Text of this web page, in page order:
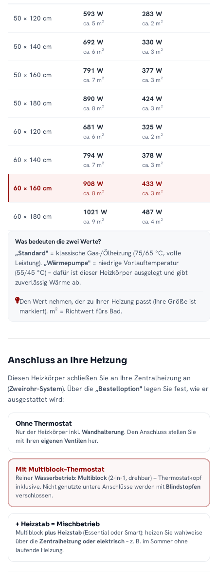
50 × 120 cm 593 W
ca. 5 m²
283 W
ca. 2 m²
50 × 140 cm 692 W
ca. 6 m²
330 W
ca. 3 m²
50 × 160 cm 791 W
ca. 7 m²
377 W
ca. 3 m²
50 × 180 cm 890 W
ca. 8 m²
424 W
ca. 3 m²
60 × 120 cm 681 W
ca. 6 m²
325 W
ca. 2 m²
60 × 140 cm 794 W
ca. 7 m²
378 W
ca. 3 m²
60 × 160 cm 908 W
ca. 8 m²
433 W
ca. 3 m²
60 × 180 cm 1021 W
ca. 9 m²
487 W
ca. 4 m²
Was bedeuten die zwei Werte?
„Standard" = klassische Gas-/Ölheizung (75/65 °C, volle
Leistung). „Wärmepumpe" = niedrige Vorlauftemperatur
(55/45 °C) – dafür ist dieser Heizkörper ausgelegt und gibt
zuverlässig Wärme ab.
Den Wert nehmen, der zu Ihrer Heizung passt (Ihre Größe ist
markiert). m² = Richtwert fürs Bad.
Anschluss an Ihre Heizung
Diesen Heizkörper schließen Sie an Ihre Zentralheizung an
(Zweirohr-System). Über die „Bestelloption" legen Sie fest, wie er
ausgestattet wird:
Ohne Thermostat
Nur der Heizkörper inkl. Wandhalterung. Den Anschluss stellen Sie
mit Ihren eigenen Ventilen her.
Mit Multiblock-Thermostat
ReinerWasserbetrieb: Multiblock(2-in-1, drehbar) + Thermostatkopf
inklusive. Nicht genutzte untere Anschlüsse werden mitBlindstopfen
verschlossen.
+ Heizstab = Mischbetrieb
Multiblock plus Heizstab(Essential oder Smart): heizen Sie wahlweise
über die Zentralheizung oder elektrisch– z. B. im Sommer ohne
laufende Heizung.